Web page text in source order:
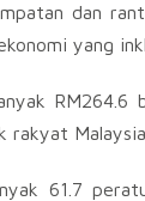
dan
yang
rakyat Malaysia.
61.7